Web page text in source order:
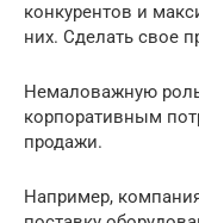
конкурентов и
них. Сделать свое
Немаловажную
корпоративным
продажи.
Например,